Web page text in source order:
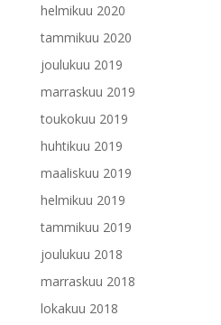
helmikuu 2020
tammikuu 2020
joulukuu 2019
marraskuu 2019
toukokuu 2019
huhtikuu 2019
maaliskuu 2019
helmikuu 2019
tammikuu 2019
joulukuu 2018
marraskuu 2018
lokakuu 2018